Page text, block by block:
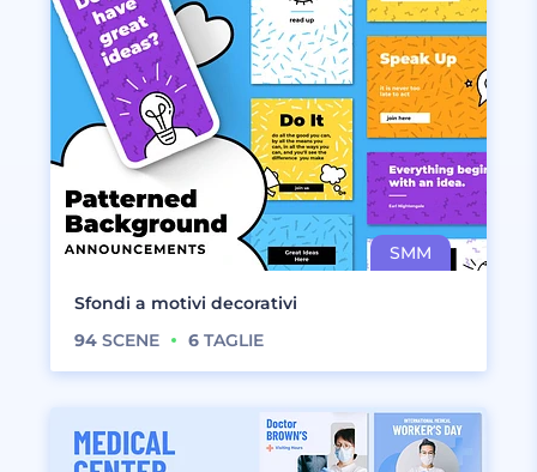
Sfondi a motivi decorativi
94 SCENE 6 TAGLIE